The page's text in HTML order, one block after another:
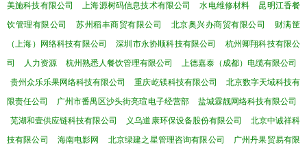
美施科技有限公司
上海源树码信息技术有限公司 水电维修材料
昆明江香餐
饮管理有限公司
苏州稻丰商贸有限公司 北京奥兴办商贸有限公司
财满筐
（上海）网络科技有限公司
深圳市永协顺科技有限公司
杭州卿翔科技有限公
司
人力资源 杭州熟悉人餐饮管理有限公司
上德嘉泰（成都）电缆有限公司
贵州众乐乐果网络科技有限公司
重庆屹镁科技有限公司
北京数字天域科技有
限责任公司
广州市番禺区沙头街亮瑄电子经营部
盐城霖靓网络科技有限公司
芜湖和壹供应链科技有限公司
义乌道康环保设备股份有限公司
北京中诚祥科
技有限公司
海南电影网 北京绿建之星管理咨询有限公司
广州丹果贸易有限